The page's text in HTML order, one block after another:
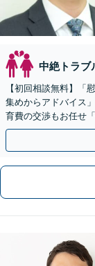
中絶トラブ
【初回相談無料】「
集めからアドバイス
育費の交渉もお任せ
議・調停・裁判／面